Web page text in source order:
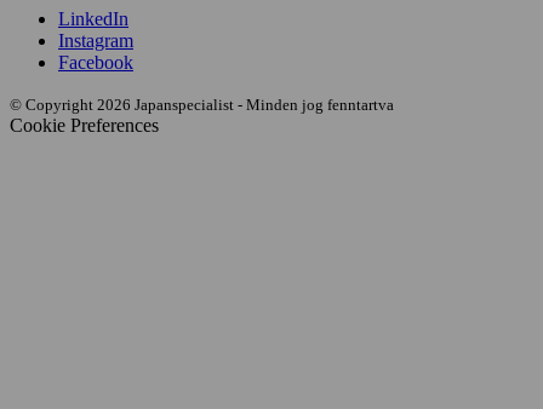
LinkedIn
Instagram
Facebook
© Copyright 2026 Japanspecialist - Minden jog fenntartva
Cookie Preferences